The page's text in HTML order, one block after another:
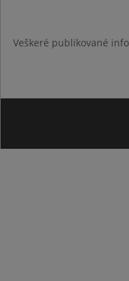
Veškeré publikované